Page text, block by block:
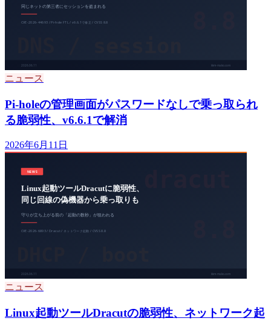
ニュース
Pi-holeの管理画面がパスワードなしで乗っ取られ
る脆弱性、v6.6.1で解消
2026年6月11日
ニュース
Linux起動ツールDracutの脆弱性、ネットワーク起